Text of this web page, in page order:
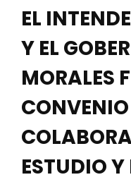
EL
Y EL
MORALES
CONVENIO
ESTUDIO